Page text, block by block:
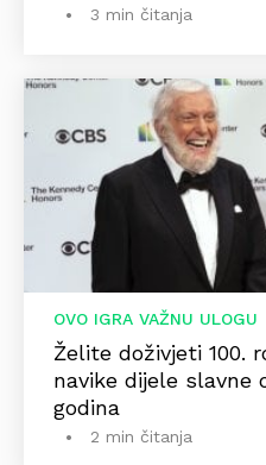
3 min čitanja
OVO IGRA VAŽNU ULOGU
Želite doživjeti 100.
navike dijele slavne
godina
2 min čitanja